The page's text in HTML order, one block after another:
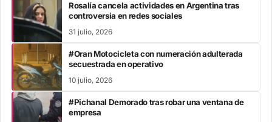
Rosalía cancela actividades en Argentina tras
controversia en redes sociales
31 julio, 2026
#Oran Motocicleta con numeración adulterada
secuestrada en operativo
10 julio, 2026
#Pichanal Demorado tras robar una ventana de
empresa